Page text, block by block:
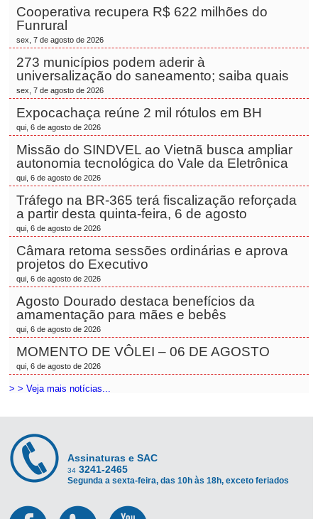
Cooperativa recupera R$ 622 milhões do
Funrural
sex, 7 de agosto de 2026
273 municípios podem aderir à
universalização do saneamento; saiba quais
sex, 7 de agosto de 2026
Expocachaça reúne 2 mil rótulos em BH
qui, 6 de agosto de 2026
Missão do SINDVEL ao Vietnã busca ampliar
autonomia tecnológica do Vale da Eletrônica
qui, 6 de agosto de 2026
Tráfego na BR-365 terá fiscalização reforçada
a partir desta quinta-feira, 6 de agosto
qui, 6 de agosto de 2026
Câmara retoma sessões ordinárias e aprova
projetos do Executivo
qui, 6 de agosto de 2026
Agosto Dourado destaca benefícios da
amamentação para mães e bebês
qui, 6 de agosto de 2026
MOMENTO DE VÔLEI – 06 DE AGOSTO
qui, 6 de agosto de 2026
> > Veja mais notícias...
Assinaturas e SAC
34 3241-2465
Segunda a sexta-feira, das 10h às 18h, exceto feriados